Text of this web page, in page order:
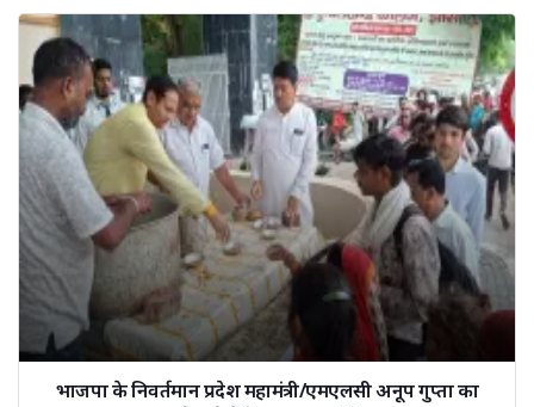
भाजपा के निवर्तमान प्रदेश महामंत्री/एमएलसी अनूप गुप्ता का